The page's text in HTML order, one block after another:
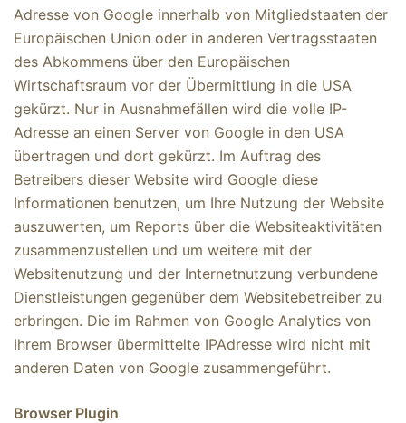
Adresse von Google innerhalb von Mitgliedstaaten der
Europäischen Union oder in anderen Vertragsstaaten
des Abkommens über den Europäischen
Wirtschaftsraum vor der Übermittlung in die USA
gekürzt. Nur in Ausnahmefällen wird die volle IP-
Adresse an einen Server von Google in den USA
übertragen und dort gekürzt. Im Auftrag des
Betreibers dieser Website wird Google diese
Informationen benutzen, um Ihre Nutzung der Website
auszuwerten, um Reports über die Websiteaktivitäten
zusammenzustellen und um weitere mit der
Websitenutzung und der Internetnutzung verbundene
Dienstleistungen gegenüber dem Websitebetreiber zu
erbringen. Die im Rahmen von Google Analytics von
Ihrem Browser übermittelte IPAdresse wird nicht mit
anderen Daten von Google zusammengeführt.
Browser Plugin